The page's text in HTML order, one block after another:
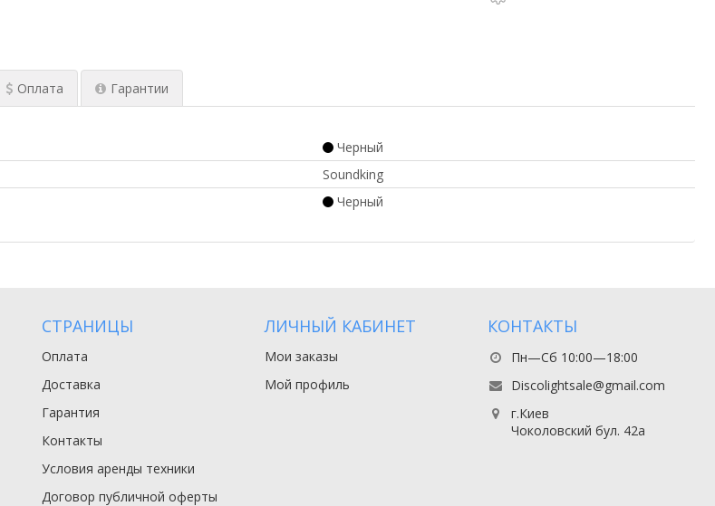
Оплата Гарантии
Черный
Soundking
Черный
СТРАНИЦЫ
Оплата
Доставка
Гарантия
Контакты
Условия аренды техники
Договор публичной оферты
ЛИЧНЫЙ КАБИНЕТ
Мои заказы
Мой профиль
КОНТАКТЫ
Пн—Сб 10:00—18:00
Discolightsale@gmail.com
г.Киев
Чоколовский бул. 42а